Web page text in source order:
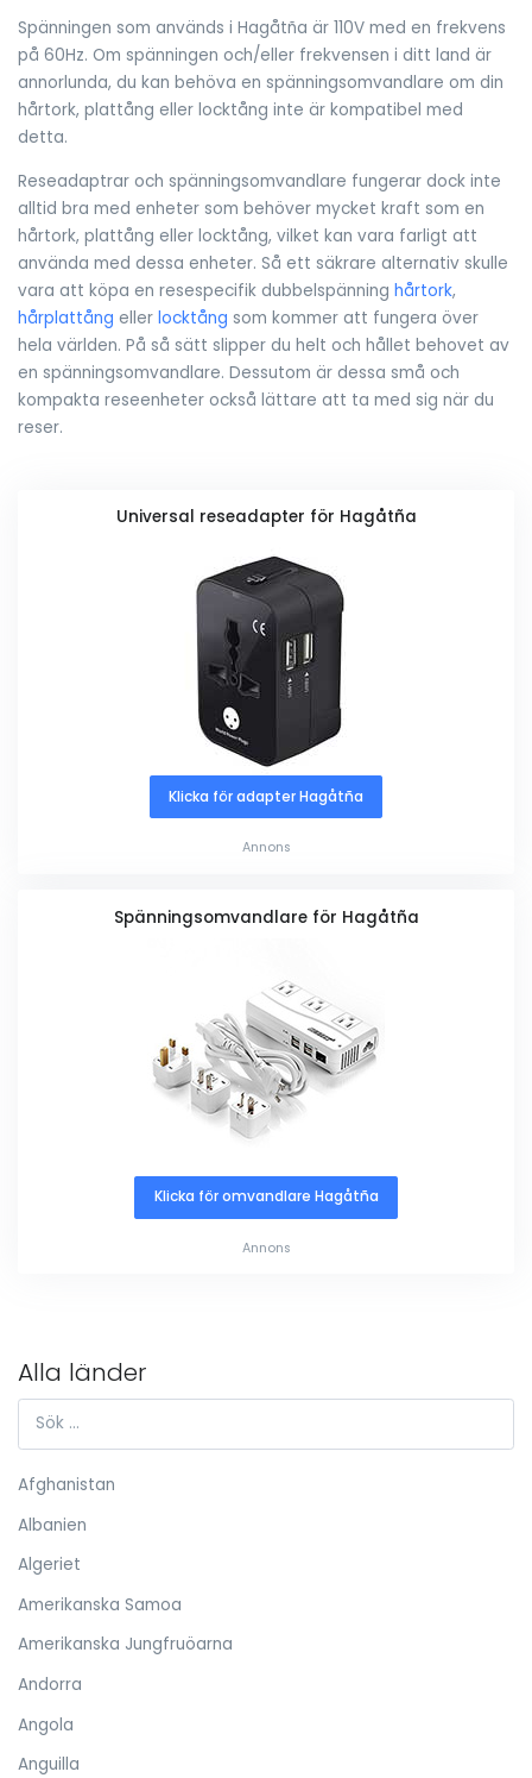
Spänningen som används i Hagåtña är 110V med en frekvens
på 60Hz. Om spänningen och/eller frekvensen i ditt land är
annorlunda, du kan behöva en spänningsomvandlare om din
hårtork, plattång eller locktång inte är kompatibel med
detta.
Reseadaptrar och spänningsomvandlare fungerar dock inte
alltid bra med enheter som behöver mycket kraft som en
hårtork, plattång eller locktång, vilket kan vara farligt att
använda med dessa enheter. Så ett säkrare alternativ skulle
vara att köpa en resespecifik dubbelspänning hårtork,
hårplattång eller locktång som kommer att fungera över
hela världen. På så sätt slipper du helt och hållet behovet av
en spänningsomvandlare. Dessutom är dessa små och
kompakta reseenheter också lättare att ta med sig när du
reser.
Universal reseadapter för Hagåtña
Klicka för adapter Hagåtña
Annons
Spänningsomvandlare för Hagåtña
Klicka för omvandlare Hagåtña
Annons
Alla länder
Afghanistan
Albanien
Algeriet
Amerikanska Samoa
Amerikanska Jungfruöarna
Andorra
Angola
Anguilla